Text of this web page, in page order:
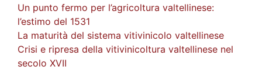
Un punto fermo per l’agricoltura valtellinese:
l’estimo del 1531
La maturità del sistema vitivinicolo valtellinese
Crisi e ripresa della vitivinicoltura valtellinese nel
secolo XVII